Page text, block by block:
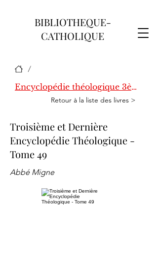
BIBLIOTHEQUE-
CATHOLIQUE
/
Encyclopédie théologique 3ème série
Retour à la liste des livres >
Troisième et Dernière
Encyclopédie Théologique -
Tome 49
Abbé Migne